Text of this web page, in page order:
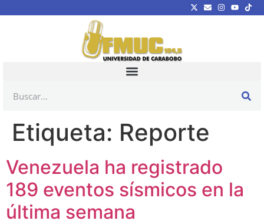
Etiqueta: Reporte
Venezuela ha registrado
189 eventos sísmicos en la
última semana